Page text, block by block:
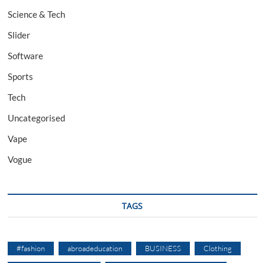
Science & Tech
Slider
Software
Sports
Tech
Uncategorised
Vape
Vogue
TAGS
#fashion abroadeducation BUSINESS Clothing